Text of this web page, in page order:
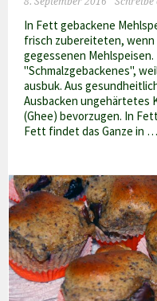
In Fett gebackene
frisch zubereiteten, wenn
gegessenen
"Schmalzgebackenes",
ausbuk. Aus
Ausbacken
(Ghee) bevorzugen. In
Fett findet das Ganze in